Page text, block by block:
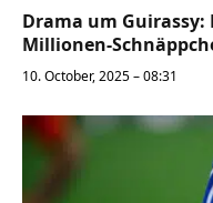
Drama um Guirassy:
Millionen-
10. October, 2025 – 08:31